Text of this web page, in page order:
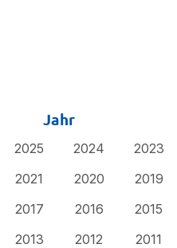
Jahr
2025 2024
2023
2021 2020
2019
2017 2016
2015
2013 2012
2011